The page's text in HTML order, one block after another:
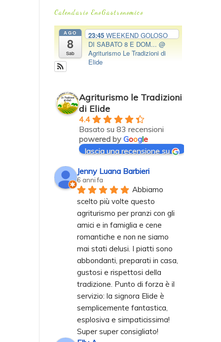
Calendario EnoGastronomico
AGO
8
Sab
23:45 WEEKEND GOLOSO
DI SABATO 8 E DOM... @
Agriturismo Le Tradizioni di
Elide
Agriturismo le Tradizioni
di Elide
4.4
Basato su 83 recensioni
powered by Google
lascia una recensione su
Jenny Luana Barbieri
6 anni fa
Abbiamo
scelto più volte questo
agriturismo per pranzi con gli
amici e in famiglia e cene
romantiche e non ne siamo
mai stati delusi. I piatti sono
abbondanti, preparati in casa,
gustosi e rispettosi della
tradizione. Punto di forza è il
servizio: la signora Elide è
semplicemente fantastica,
esplosiva e simpaticissima!
Super super consigliato!